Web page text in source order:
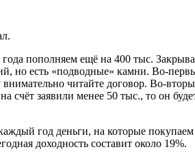
пополняем ещё на 400 тыс.
но есть «подводные» камни. Во-
читайте договор. Во-
заявили менее 50 тыс., то он
год деньги, на которые
доходность составит около 19%.